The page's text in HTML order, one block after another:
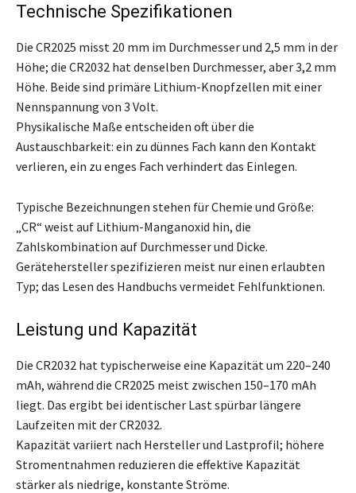
Technische Spezifikationen
Die CR2025 misst 20 mm im Durchmesser und 2,5 mm in der
Höhe; die CR2032 hat denselben Durchmesser, aber 3,2 mm
Höhe. Beide sind primäre Lithium-Knopfzellen mit einer
Nennspannung von 3 Volt.
Physikalische Maße entscheiden oft über die
Austauschbarkeit: ein zu dünnes Fach kann den Kontakt
verlieren, ein zu enges Fach verhindert das Einlegen.
Typische Bezeichnungen stehen für Chemie und Größe:
„CR“ weist auf Lithium-Manganoxid hin, die
Zahlskombination auf Durchmesser und Dicke.
Gerätehersteller spezifizieren meist nur einen erlaubten
Typ; das Lesen des Handbuchs vermeidet Fehlfunktionen.
Leistung und Kapazität
Die CR2032 hat typischerweise eine Kapazität um 220–240
mAh, während die CR2025 meist zwischen 150–170 mAh
liegt. Das ergibt bei identischer Last spürbar längere
Laufzeiten mit der CR2032.
Kapazität variiert nach Hersteller und Lastprofil; höhere
Stromentnahmen reduzieren die effektive Kapazität
stärker als niedrige, konstante Ströme.